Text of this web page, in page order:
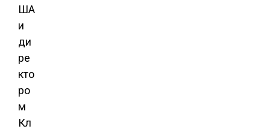
ША
и
ди
ре
кто
ро
м
Кл